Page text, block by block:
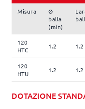
Misura
Ø
balla
(min)
120
HTC
1.2 1.2
120
HTU
1.2 1.2
DOTAZIONE